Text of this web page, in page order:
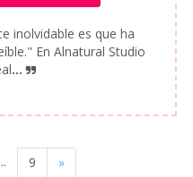
inolvidable es que ha
En Alnatural Studio
...
... 9 »